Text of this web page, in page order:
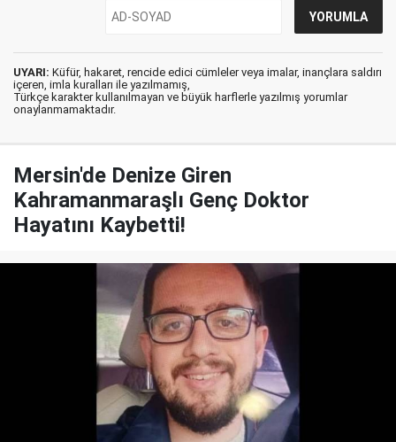
UYARI: Küfür, hakaret, rencide edici cümleler veya imalar, inançlara saldırı
içeren, imla kuralları ile yazılmamış,
Türkçe karakter kullanılmayan ve büyük harflerle yazılmış yorumlar
onaylanmamaktadır.
Mersin'de Denize Giren
Kahramanmaraşlı Genç Doktor
Hayatını Kaybetti!